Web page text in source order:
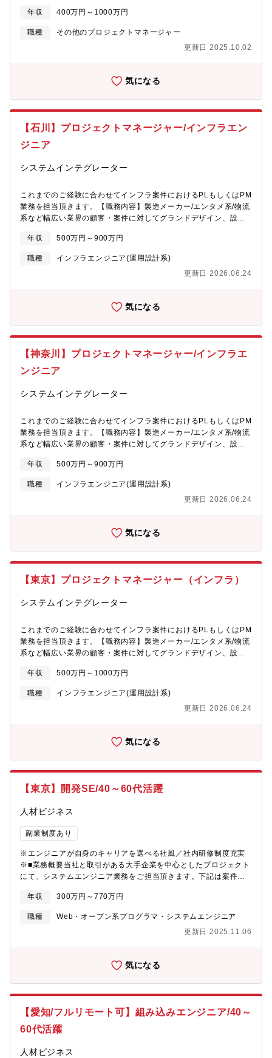
ができる、許容する社風です。※実際に30代エンジニア発信で、
トした事例もございます
戦略から、テスト計画の立案、体制構築、組織運営まで、プロジ
ェクトの最上流から全体を設計・統括する設計・開発・運用や各
工程における常務支援のプロジェクトに従事して頂きます。大手
企業からの一次請けが中心(予算規模は8億～10億)【例】・大規模
体的な仕事内容■・WEBシステム、業務システム、スマートフォ
によるインフラ環境構築・導入支援・AIやIoTを使用したシステム
数管理/タスク管理/業務報告/技術サポート/育成・顧客への提案、
顧客企業の開拓支援・上流設計、開発各工程における業務支援※
採用実績あり)※あなたのスキル・希望に合った配属先を決定しま
導入・支援◎製菓業様 工程管理システム開発◎小売業様IT部門の
立ち上げと開発内製化支援◎クレジットカード会社様 システム
開発◎通販会社様 基幹システムリプレイス開発etc..■主な業界
■・金融：銀行、証券、生命/損保保険、FX、電子マネーなど・流
計、販売管理、在庫管理、人事給与など【募集背景】組織強化の
ための増員【入社事例】■40代前半／Sler など数社にて、物流系
プライベートを充実出来る環境、BEの成長性を感じ入社■30代前
スまで一連の業務を経験。100人月のプロジェクトで開発責任者を
担当。前職よりも残業することなく年収50万円UP、BEのエンジ
ニア支える制度に惹かれ入社
年収 400万円～1000万円
職種
その他のプロジェクトマネージャー
更新日 2025.10.02
気になる
【石川】プロジェクトマネージャー/インフラエン
ジニア
システムインテグレーター
これまでのご経験に合わせてインフラ案件におけるPLもしくはPM
業務を担当頂きます。【職務内容】製造メーカー/エンタメ系/物流
系など幅広い業界の顧客・案件に対してグランドデザイン、設
トを担当いただきます。■顧客折衝や要件定義などの上流工程■プ
ロジェクト全体の管理■設計、構築業務※自社サービスや受託開発
など様々な案件がございます。【具体的な職務内容】■各顧客のイ
ンフラ領域における提案 - 要件定義 - 設計 - 構築業務及びプロジ
ウドなどのインフラの提案・要件定義・設計・構築プロジェクト
ります。※ご経験に応じて業務をお任せします。 ※自身のキャリ
のシステム提案・設計・構築■クラウドサービス向けサーバ運用監
視■金融系情報基盤のリプレース■医療機器系DWH基盤保守■旅行
（製造業）※下記URL参照下さい。
経験ご志向性によってアサイン致します。※時期・ご状況によっ
て携われる案件は変わります。★直近では大手企業など様々なク
ライアントにて現場の業務効率化が急務になっておりDX推進やロ
ーコード開発などこれまで無かった引き合いが増えています。
【アウトソーシングテクノロジー社/オンライン社内報】社内報ア
ワードでブロンズ賞を受賞！https://www.ostech-online-
https://solutions.ostechnology.co.jp/drupal.htmlセキュリティに
幅広くご対応頂けます。(コーポレートサイト、会員制サイト、大
規模なポータルサイト)■スピンメディア：
https://solutions.ostechnology.co.jp/spinmedia.html動画・静止
画・メタデータ・リンク等 あらゆるマルチメディアに対応した
電子出版物プラットフォームです。独自フォーマットをあらゆる
https://solutions.ostechnology.co.jp/datadog.html運用監視のす
べてを解決する統合サービスです。運用監視業務の品質向上とコ
スト削減を同時実現いまやアプリケーションパフォーマンス管理
の世界的リーダーとなっています。【同社の魅力】■業界最大規
開発事業を行っている会社で日本最大規模の企業です。(特派の会
社ではないです！)■成長・キャリアUP：開発センターを持ってい
るほか、企画や自社パッケージ開発、複数業界の案件(医療系、製
キャリアアップ、キャリアチェンジが可能。■案件数：グループで
2万人のエンジニアが働いており、全員が働けるだけの案件がござ
います。大まかな内訳：SES案件7割、受託案件3割程度■教育・
研修：同社が運営するKENスクールにて、全社員が高度人材育成
へ向けた研修を受けることが可能です。通常50~100万掛かる授業
を同社は割引して受けることが出来ます。
年収 500万円～900万円
職種
インフラエンジニア(運用設計系)
更新日 2026.06.24
気になる
【神奈川】プロジェクトマネージャー/インフラエ
ンジニア
システムインテグレーター
これまでのご経験に合わせてインフラ案件におけるPLもしくはPM
業務を担当頂きます。【職務内容】製造メーカー/エンタメ系/物流
系など幅広い業界の顧客・案件に対してグランドデザイン、設
トを担当いただきます。■顧客折衝や要件定義などの上流工程■プ
ロジェクト全体の管理■設計、構築業務※自社サービスや受託開発
など様々な案件がございます。【具体的な職務内容】■各顧客のイ
ンフラ領域における提案 - 要件定義 - 設計 - 構築業務及びプロジ
ウドなどのインフラの提案・要件定義・設計・構築プロジェクト
ります。※ご経験に応じて業務をお任せします。 ※自身のキャリ
のシステム提案・設計・構築■クラウドサービス向けサーバ運用監
業・畜産業における管理システムのクラウド化■社内ポータル移行
アが2万人近く在籍しているSES、受託開発事業を行っている会社
で日本最大規模の企業です。■成長・キャリアUP：開発センター
を持っているほか、企画や自社パッケージ開発、複数業界の案件
に合わせたキャリアアップ、キャリアチェンジが可能。■案件数：
案件がございます。大まかな内訳：SES案件7割、受託案件3割程
度■教育・研修：同社の研修制度にて、全社員が高度人材育成へ向
年収 500万円～900万円
職種
インフラエンジニア(運用設計系)
更新日 2026.06.24
気になる
【東京】プロジェクトマネージャー（インフラ）
システムインテグレーター
これまでのご経験に合わせてインフラ案件におけるPLもしくはPM
業務を担当頂きます。【職務内容】製造メーカー/エンタメ系/物流
系など幅広い業界の顧客・案件に対してグランドデザイン、設
トを担当いただきます。■顧客折衝や要件定義などの上流工程■プ
ロジェクト全体の管理■設計、構築業務【具体的な職務内容】■各
顧客のインフラ領域における提案 - 要件定義 - 設計 - 構築業務及
びプロジェクト管理業務をご担当頂きます。■大手小売り業/不動
ロジェクトに一貫して従事頂きます。■国内外のIT商材の取り入れ
身のキャリアに併せて配属します【プロジェクト一例】■大規模ネ
ーバ運用監視■金融系情報基盤のリプレース■医療機器系DWH基盤
ータル移行（製造業）【同社の魅力】■業界最大規模：グループで
ITエンジニアが2万人近く在籍しているSES、受託開発事業を行っ
ている会社で日本最大規模の企業です。■成長・キャリアUP：開
発センターを持っているほか、企画や自社パッケージ開発、複数
業界の案件(医療系、製造系、機電系など..)も行っており、個人の
経験・希望に合わせたキャリアアップ、キャリアチェンジが可
が働けるだけの案件がございます。大まかな内訳：SES案件7割、
度人材育成へ向けた研修を受けることが可能です。
年収 500万円～1000万円
職種
インフラエンジニア(運用設計系)
更新日 2026.06.24
気になる
【東京】開発SE/40～60代活躍
人材ビジネス
副業制度あり
※エンジニアが自身のキャリアを選べる社風／社内研修制度充実
※■業務概要当社と取引がある大手企業を中心としたプロジェクト
にて、システムエンジニア業務をご担当頂きます。下記は案件の
険の維持管理・新規開発/保険金領域の保守開発・【HTML/CSS、
JavaScript】電子調査票の新規開発及び修正※原則、配属先は本
人の経験・希望するキャリアを加味して決定します。■研修制度研
修制度を活用して、日々の業務をこなしながらキャリアアップ・
す)エンジニアとしてのスキルアップはもちろん、製造系・物流系
様々なことにチャレンジできる環境です。■ベテランエンジニアか
術等)経験している方が講師として、社員への技術継承をしていき
ます。(2014年入社男性50代)更なる当社の技術力の底上げを目指
う内勤へ異動され、機電エンジニアの設計や生産技術に関する教
年収 300万円～770万円
職種
Web・オープン系プログラマ・システムエンジニア
更新日 2025.11.06
気になる
【愛知/フルリモート可】組み込みエンジニア/40～
60代活躍
人材ビジネス